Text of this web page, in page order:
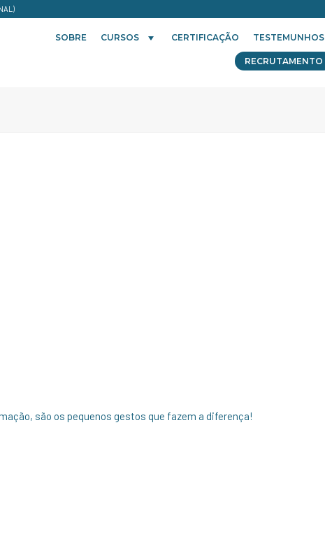
SOBRE CURSOS CERTIFICAÇÃO TESTEMUNHOS
RECRUTAMENTO
são os pequenos gestos que fazem a diferença!